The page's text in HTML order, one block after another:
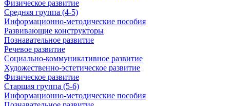
Физическое развитие
Средняя группа (4-5)
Информационно-методические пособия
Развивающие конструкторы
Познавательное развитие
Речевое развитие
Социально-коммуникативное развитие
Художественно-эстетическое развитие
Физическое развитие
Старшая группа (5-6)
Информационно-методические пособия